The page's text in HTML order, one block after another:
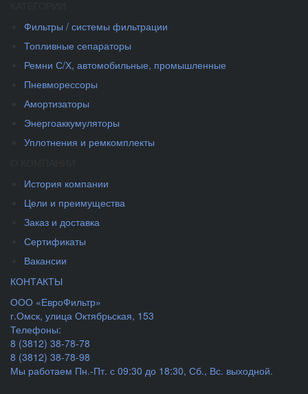
Фильтры / системы фильтрации
Топливные сепараторы
Ремни С/Х, автомобильные, промышленные
Пневморессоры
Амортизаторы
Энергоаккумуляторы
Уплотнения и ремкомплекты
История компании
Цели и преимущества
Заказ и доставка
Сертификаты
Вакансии
КОНТАКТЫ
ООО «ЕвроФильтр»
г.Омск, улица Октябрьская, 153
Телефоны:
8 (3812) 38-78-78
8 (3812) 38-78-98
Мы работаем Пн.-Пт. с 09:30 до 18:30, Сб., Вс. выходной.